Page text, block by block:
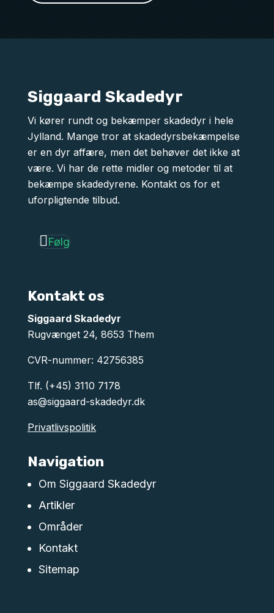
Siggaard Skadedyr
Vi kører rundt og bekæmper skadedyr i hele
Jylland. Mange tror at skadedyrsbekæmpelse
er en dyr affære, men det behøver det ikke at
være. Vi har de rette midler og metoder til at
bekæmpe skadedyrene. Kontakt os for et
uforpligtende tilbud.
Følg
Kontakt os
Siggaard Skadedyr
Rugvænget 24, 8653 Them
CVR-nummer: 42756385
Tlf. (+45) 3110 7178
as@siggaard-skadedyr.dk
Privatlivspolitik
Navigation
Om Siggaard Skadedyr
Artikler
Områder
Kontakt
Sitemap